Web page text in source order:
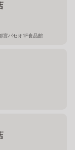
パセオ1F食品館